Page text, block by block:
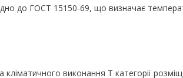
до ГОСТ 15150-69, що визначає
виконання Т категорії